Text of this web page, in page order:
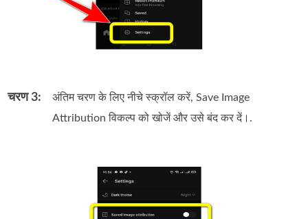
चरण 3:
अंतिम चरण के लिए नीचे स्क्रॉल करें, Save Image
Attribution विकल्प को खोजें और उसे बंद कर दें।.